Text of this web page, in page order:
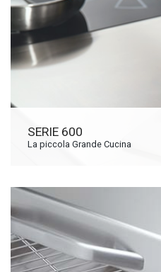
SERIE 600
La piccola Grande Cucina